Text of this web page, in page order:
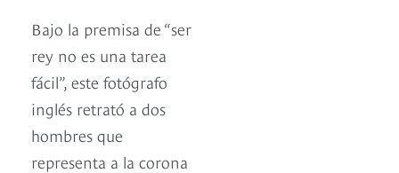
Bajo la premisa de “ser
rey no es una tarea
fácil”, este fotógrafo
inglés retrató a dos
hombres que
representa a la corona